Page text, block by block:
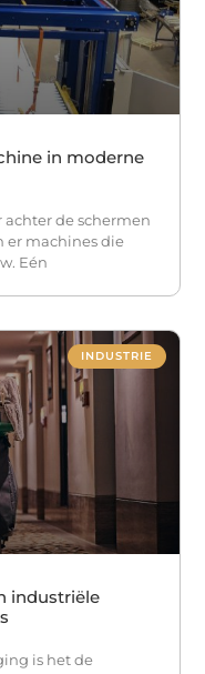
in moderne
achter de schermen
er machines die
Eén
INDUSTRIE
industriële
is het de